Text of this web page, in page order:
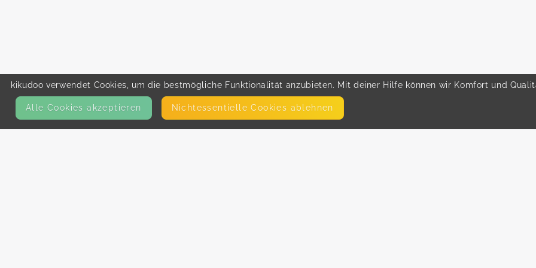
kikudoo verwendet Cookies, um die bestmögliche Funktionalität anzubieten. Mit deiner Hilfe können wir Komfort und
Alle Cookies akzeptieren Nicht­essentielle Cookies ablehnen